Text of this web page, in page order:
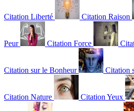
Citation Liberté Citation Raison
Peur Citation Force
Citation sur le Bonheur Citation
Citation Nature Citation Yeux